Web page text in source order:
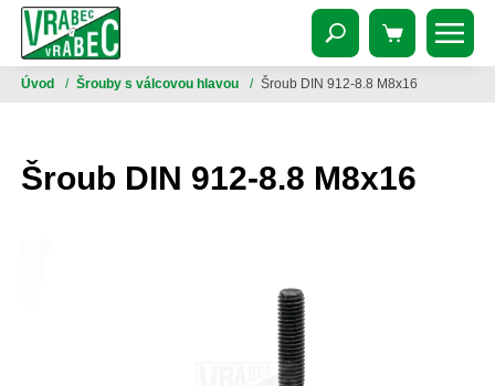
Úvod / Šrouby s válcovou hlavou / Šroub DIN 912-8.8 M8x16
Šroub DIN 912-8.8 M8x16